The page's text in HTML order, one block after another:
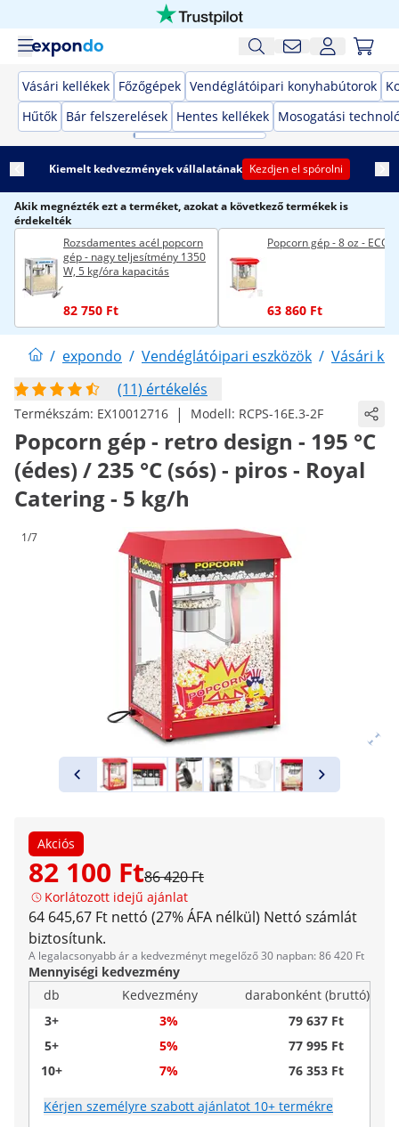
Vásári kellékek Főzőgépek Vendéglátóipari konyhabútorok
Hűtők Bár felszerelések Hentes kellékek Mosogatási
Kiemelt kedvezmények vállalatának Kezdjen el spórolni
Akik megnézték ezt a terméket, azokat a következő termékek is
érdekelték
Rozsdamentes acél popcorn
gép - nagy teljesítmény 1350
W, 5 kg/óra kapacitás
82 750 Ft
Popcorn gép - 8 oz - ECO
63 860 Ft
/ expondo / Vendéglátóipari eszközök / Vásári
(11) értékelés
Termékszám: EX10012716 | Modell: RCPS-16E.3-2F
Popcorn gép - retro design - 195 °C
(édes) / 235 °C (sós) - piros - Royal
Catering - 5 kg/h
1/7
Akciós
82 100 Ft86 420 Ft
Korlátozott idejű ajánlat
64 645,67 Ft nettó (27% ÁFA nélkül) Nettó számlát
biztosítunk.
A legalacsonyabb ár a kedvezményt megelőző 30 napban: 86 420 Ft
Mennyiségi kedvezmény
db
Kedvezmény
darabonként (bruttó)
3+
3%
79 637 Ft
5+
5%
77 995 Ft
10+
7% 76 353 Ft
Kérjen személyre szabott ajánlatot 10+ termékre